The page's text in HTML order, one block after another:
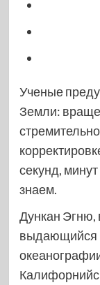
Ученые
Земли:
секунд,
знаем.
Дункан Эгню,
выдающийся